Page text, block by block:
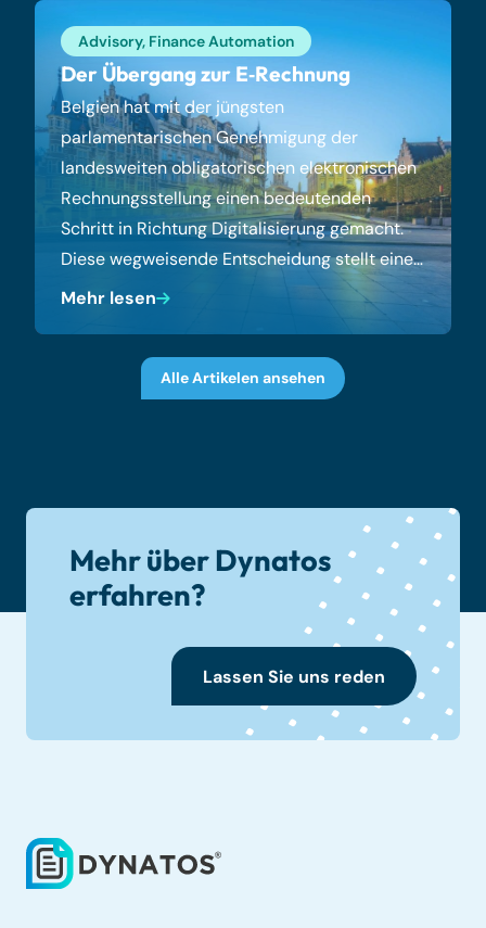
Advisory, Finance Automation
Der Übergang zur E‑Rechnung
Belgien hat mit der jüngsten
parlamentarischen Genehmigung der
landesweiten obligatorischen elektronischen
Rechnungsstellung einen bedeutenden
Schritt in Richtung Digitalisierung gemacht.
Diese wegweisende Entscheidung stellt eine…
Mehr lesen
Alle Artikelen ansehen
Mehr über Dynatos
erfahren?
Lassen Sie uns reden